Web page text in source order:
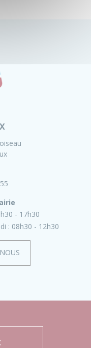
- 17h30
: 08h30 - 12h30